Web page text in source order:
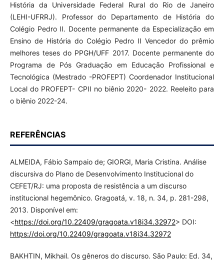
História da Universidade Federal Rural do Rio de Janeiro
(LEHI-UFRRJ). Professor do Departamento de História do
Colégio Pedro II. Docente permanente da Especialização em
Ensino de História do Colégio Pedro II Vencedor do prêmio
melhores teses do PPGH/UFF 2017. Docente permanente do
Programa de Pós Graduação em Educação Profissional e
Tecnológica (Mestrado -PROFEPT) Coordenador Institucional
Local do PROFEPT- CPII no biênio 2020- 2022. Reeleito para
o biênio 2022-24.
REFERÊNCIAS
ALMEIDA, Fábio Sampaio de; GIORGI, Maria Cristina. Análise
discursiva do Plano de Desenvolvimento Institucional do
CEFET/RJ: uma proposta de resistência a um discurso
institucional hegemônico. Gragoatá, v. 18, n. 34, p. 281-298,
2013. Disponível em:
<https://doi.org/10.22409/gragoata.v18i34.32972> DOI:
https://doi.org/10.22409/gragoata.v18i34.32972
BAKHTIN, Mikhail. Os gêneros do discurso. São Paulo: Ed. 34,